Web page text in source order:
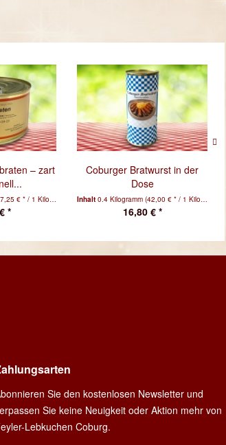
– zart
€ * / 1 Kilogramm)
*
Coburger Bratwurst in der
Dose
Inhalt 0.4 Kilogramm (42,00 € * / 1 Kilogramm)
16,80 € *
Sie den kostenlosen Newsletter und
Sie keine Neuigkeit oder Aktion mehr von
Lebkuchen Coburg.